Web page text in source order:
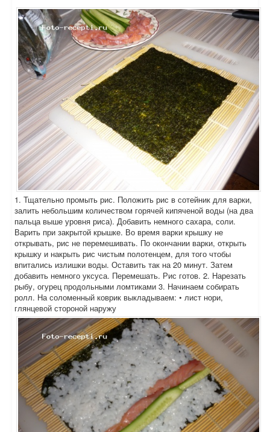
1. Тщательно промыть рис. Положить рис в сотейник для варки,
залить небольшим количеством горячей кипяченой воды (на два
пальца выше уровня риса). Добавить немного сахара, соли.
Варить при закрытой крышке. Во время варки крышку не
открывать, рис не перемешивать. По окончании варки, открыть
крышку и накрыть рис чистым полотенцем, для того чтобы
впитались излишки воды. Оставить так на 20 минут. Затем
добавить немного уксуса. Перемешать. Рис готов. 2. Нарезать
рыбу, огурец продольными ломтиками 3. Начинаем собирать
ролл. На соломенный коврик выкладываем: • лист нори,
глянцевой стороной наружу